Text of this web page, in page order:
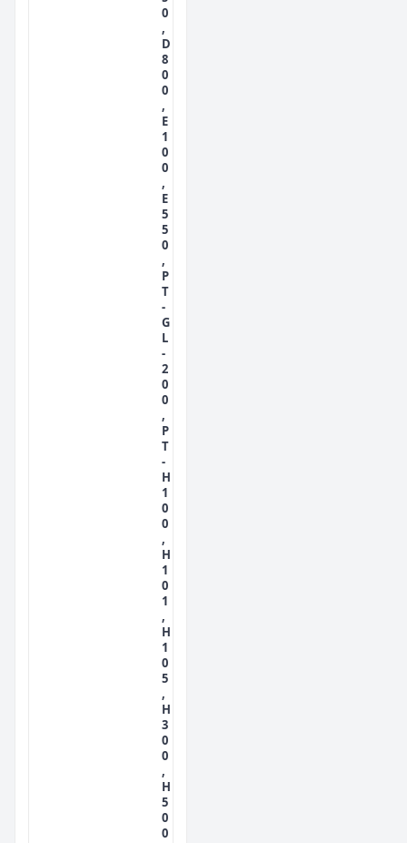
0
,
D
8
0
0
,
E
1
0
0
,
E
5
5
0
,
P
T
-
G
L
-
2
0
0
,
P
T
-
H
1
0
0
,
H
1
0
1
,
H
1
0
5
,
H
3
0
0
,
H
5
0
0